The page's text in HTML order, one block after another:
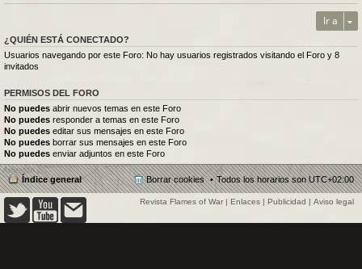
Ir a
¿QUIÉN ESTÁ CONECTADO?
Usuarios navegando por este Foro: No hay usuarios registrados visitando el Foro y 8
invitados
PERMISOS DEL FORO
No puedes abrir nuevos temas en este Foro
No puedes responder a temas en este Foro
No puedes editar sus mensajes en este Foro
No puedes borrar sus mensajes en este Foro
No puedes enviar adjuntos en este Foro
Índice general Todos los horarios sonUTC+02:00
Borrar cookies
Revista Flames of War | Enlaces | Publicidad | Aviso legal